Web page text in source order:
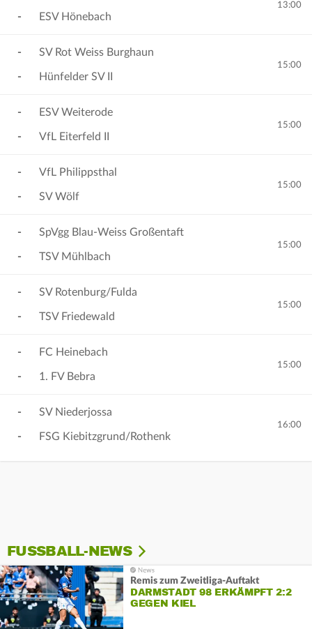
- ESV Hönebach
13:00
-
-
SV Rot Weiss Burghaun
Hünfelder SV II
15:00
-
-
ESV Weiterode
VfL Eiterfeld II
15:00
-
-
VfL Philippsthal
SV Wölf
15:00
-
-
SpVgg Blau-Weiss Großentaft
TSV Mühlbach
15:00
-
-
SV Rotenburg/Fulda
TSV Friedewald
15:00
-
-
FC Heinebach
1. FV Bebra
15:00
-
-
SV Niederjossa
FSG Kiebitzgrund/Rothenk
16:00
FUSSBALL-NEWS
Remis zum Zweitliga-Auftakt
DARMSTADT 98 ERKÄMPFT 2:2
GEGEN KIEL